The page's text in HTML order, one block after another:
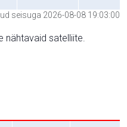
seisuga 2026-08-08 19:03:00
nähtavaid satelliite.